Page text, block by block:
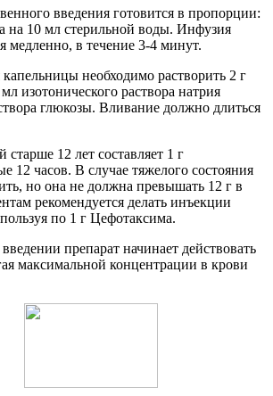
введения готовится в пропорции:
на 10 мл стерильной воды. Инфузия
медленно, в течение 3-4 минут.
необходимо растворить 2 г
изотонического раствора натрия
глюкозы. Вливание должно длиться
старше 12 лет составляет 1 г
12 часов. В случае тяжелого состояния
но она не должна превышать 12 г в
рекомендуется делать инъекции
по 1 г Цефотаксима.
препарат начинает действовать
максимальной концентрации в крови